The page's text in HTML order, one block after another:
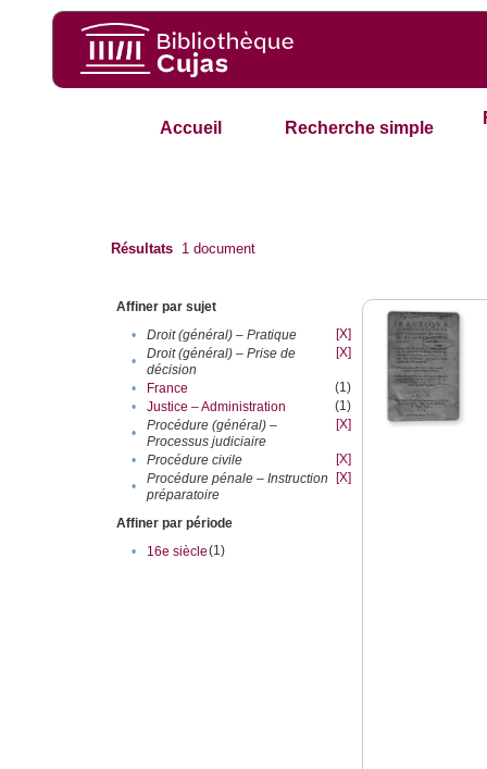
Accueil Recherche simple
Résultats 1 document
Affiner par sujet
•
Droit (général) – Pratique
[X]
•
Droit (général) – Prise de
décision
[X]
• France
(1)
•
Justice – Administration
(1)
•
Procédure (général) –
Processus judiciaire
[X]
• Procédure civile
[X]
•
Procédure pénale – Instruction
préparatoire
[X]
Affiner par période
•
16e siècle(1)